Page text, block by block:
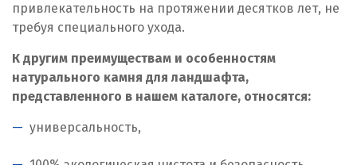
Кемерово
Киров
Кировград
привлекательность на протяжении десятков лет, не
требуя специального ухода.
К другим преимуществам и особенностям
натурального камня для ландшафта,
представленного в нашем каталоге, относятся:
универсальность,